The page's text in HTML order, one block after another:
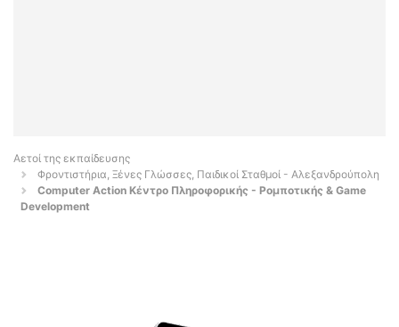
Αετοί της εκπαίδευσης
Φροντιστήρια, Ξένες Γλώσσες, Παιδικοί Σταθμοί - Αλεξανδρούπολη
Computer Action Κέντρο Πληροφορικής - Ρομποτικής & Game
Development